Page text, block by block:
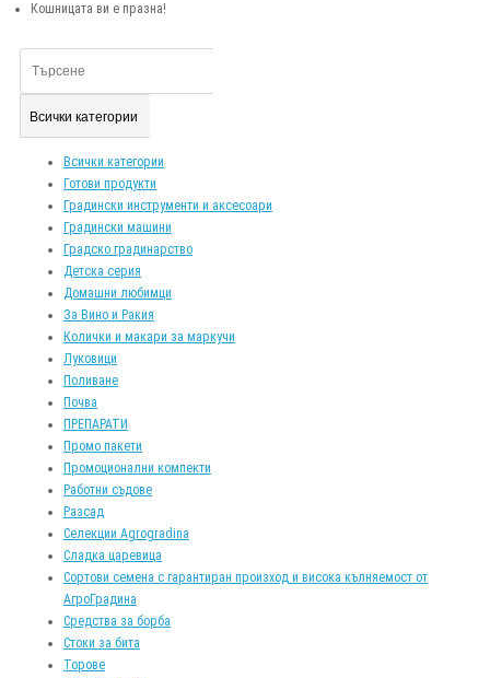
Кошницата ви е празна!
Всички категории
Всички категории
Готови продукти
Градински инструменти и аксесоари
Градински машини
Градско градинарство
Детска серия
Домашни любимци
За Вино и Ракия
Колички и макари за маркучи
Луковици
Поливане
Почва
ПРЕПАРАТИ
Промо пакети
Промоционални компекти
Работни съдове
Разсад
Селекции Agrogradina
Сладка царевица
Сортови семена с гарантиран произход и висока кълняемост от
АгроГрадина
Средства за борба
Стоки за бита
Торове